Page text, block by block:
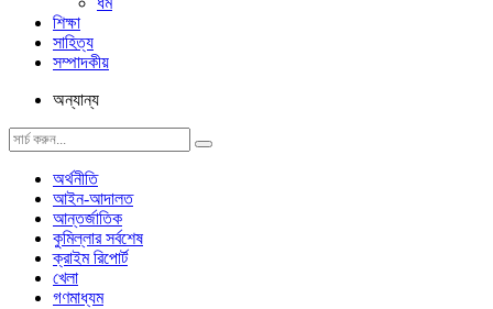
শিক্ষা
সাহিত্য
সম্পাদকীয়
অন্যান্য
অর্থনীতি
আইন-আদালত
আন্তর্জাতিক
কুমিল্লার সর্বশেষ
ক্রাইম রিপোর্ট
খেলা
গণমাধ্যম